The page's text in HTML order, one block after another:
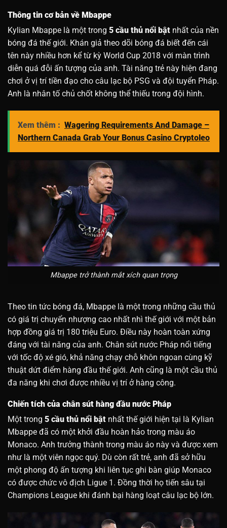
Thông tin cơ bản về Mbappe
Kylian Mbappe là một trong 5 cầu thủ nổi bật nhất của nền
bóng đá thế giới. Khán giả theo dõi bóng đá biết đến cái
tên này nhiều hơn kể từ kỳ World Cup 2018 với màn trình
diễn quá đỗi ấn tượng của anh. Tài năng trẻ này hiện đang
chơi ở vị trí tiền đạo cho câu lạc bộ PSG và đội tuyển Pháp.
Anh là nhân tố chủ chốt không thể thiếu trong đội hình.
Xem thêm : Wagering Requirements And Damage –
Northern Canada Grab Your Bonus Casino Cryptoleo
Mbappe trở thành mắt xích quan trọng
Theo tin tức bóng đá, Mbappe là một trong những cầu thủ
có giá trị chuyển nhượng cao nhất nhì thế giới với một bản
hợp đồng giá trị 180 triệu Euro. Điều này hoàn toàn xứng
đáng với tài năng của anh. Chân sút nước Pháp nổi tiếng
với tốc độ xé gió, khả năng chạy chỗ khôn ngoan cùng kỹ
thuật dứt điểm hàng đầu thế giới. Anh cũng là một cầu thủ
đa năng khi chơi được nhiều vị trí ở hàng công.
Chiến tích của chân sút hàng đầu nước Pháp
Một trong 5 cầu thủ nổi bật nhất thế giới hiện tại là Kylian
Mbappe đã có một khởi đầu hoàn hảo trong màu áo
Monaco. Anh trưởng thành trong màu áo này và được xem
như là một viên ngọc quý. Dù còn rất trẻ, anh đã sở hữu
một phong độ ấn tượng khi liên tục ghi bàn giúp Monaco
có được chức vô địch Ligue 1. Đồng thời họ tiến sâu tại
Champions League khi đánh bại hàng loạt câu lạc bộ lớn.